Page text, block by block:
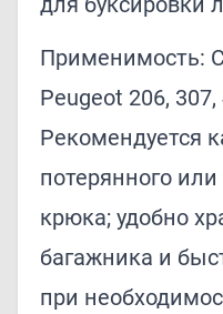
Применимость:
Peugeot 206, 307,
Рекомендуется
потерянного
крюка; удобно
багажника и
при